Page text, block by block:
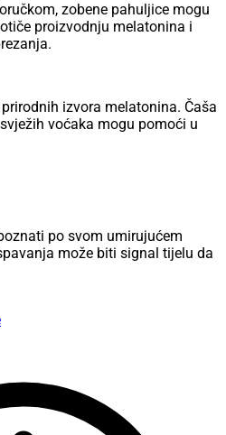
zobene pahuljice mogu
proizvodnju melatonina i
izvora melatonina. Čaša
voćaka mogu pomoći u
po svom umirujućem
može biti signal tijelu da